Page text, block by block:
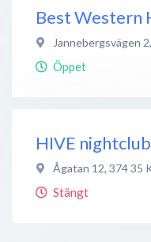
Best Western
Jannebergsvägen 2,
Öppet
HIVE
Ågatan 12, 374 35
Stängt